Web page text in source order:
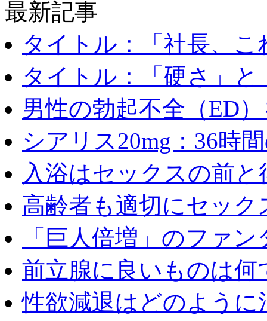
最新記事
タイトル：「社長、こ
タイトル：「硬さ」と
男性の勃起不全（ED
シアリス20mg：36時
入浴はセックスの前と
高齢者も適切にセック
「巨人倍増」のファ
前立腺に良いものは何
性欲減退はどのように